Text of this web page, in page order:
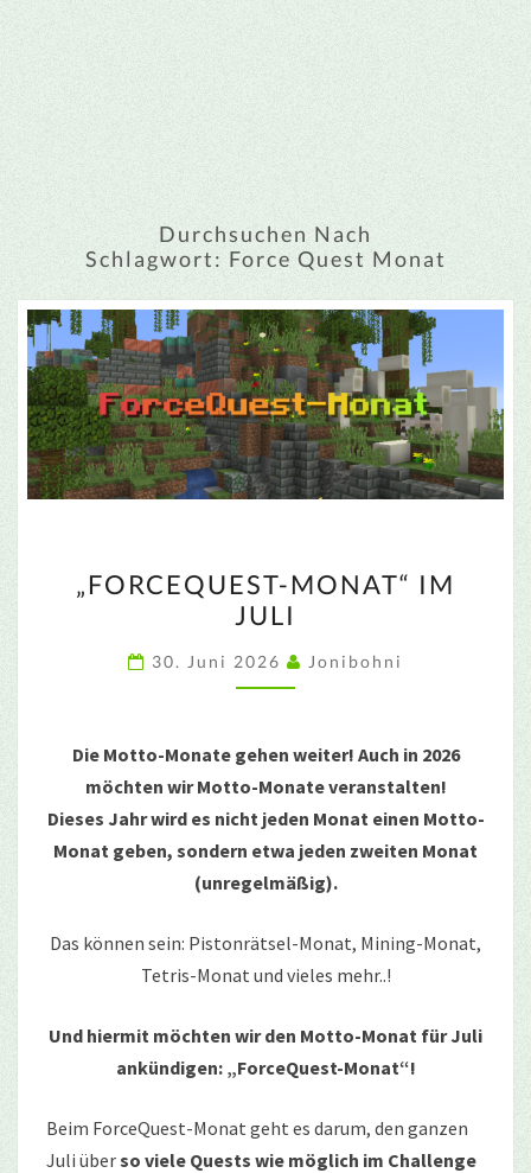
Durchsuchen Nach
Schlagwort: Force Quest Monat
MONAT“
IM
JULI
„FORCEQUEST-MONAT“ IM
JULI
30. Juni 2026 Jonibohni
Die Motto-Monate gehen weiter! Auch in 2026
möchten wir Motto-Monate veranstalten!
Dieses Jahr wird es nicht jeden Monat einen Motto-
Monat geben, sondern etwa jeden zweiten Monat
(unregelmäßig).
Das können sein: Pistonrätsel-Monat, Mining-Monat,
Tetris-Monat und vieles mehr..!
Und hiermit möchten wir den Motto-Monat für Juli
ankündigen: „ForceQuest-Monat“!
Beim ForceQuest-Monat geht es darum, den ganzen
Juli überso viele Quests wie möglich im Challenge